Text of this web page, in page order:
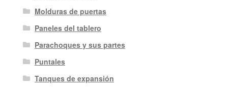
Molduras de puertas
Paneles del tablero
Parachoques y sus partes
Puntales
Tanques de expansión